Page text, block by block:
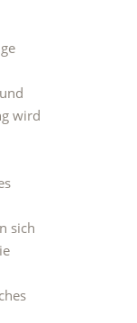
wird
sich